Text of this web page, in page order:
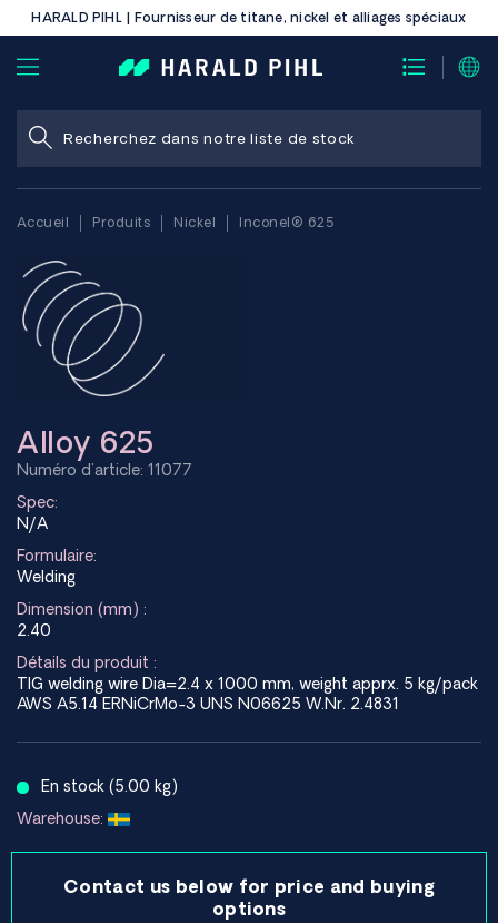
HARALD PIHL | Fournisseur de titane, nickel et alliages spéciaux
Accueil Produits Nickel Inconel® 625
Alloy 625
Numéro d'article: 11077
Spec:
N/A
Formulaire:
Welding
Dimension (mm) :
2.40
Détails du produit :
TIG welding wire Dia=2.4 x 1000 mm, weight apprx. 5 kg/pack
AWS A5.14 ERNiCrMo-3 UNS N06625 W.Nr. 2.4831
En stock (5.00 kg)
Warehouse:
Contact us below for price and buying
options